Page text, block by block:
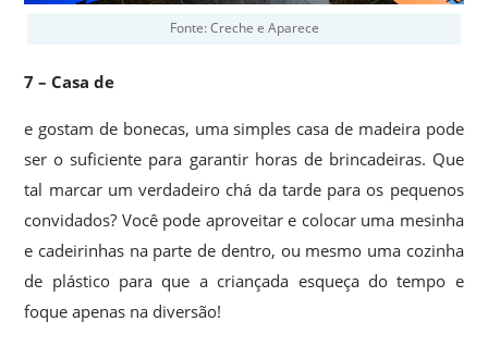
Fonte: Creche e Aparece
7 – Casa de
e gostam de bonecas, uma simples casa de madeira pode
ser o suficiente para garantir horas de brincadeiras. Que
tal marcar um verdadeiro chá da tarde para os pequenos
convidados? Você pode aproveitar e colocar uma mesinha
e cadeirinhas na parte de dentro, ou mesmo uma cozinha
de plástico para que a criançada esqueça do tempo e
foque apenas na diversão!